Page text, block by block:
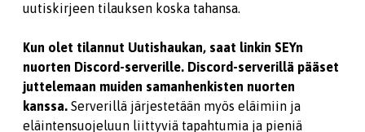
uutiskirjeen tilauksen koska tahansa.
Kun olet tilannut Uutishaukan, saat linkin SEYn
nuorten Discord-serverille. Discord-serverillä pääset
juttelemaan muiden samanhenkisten nuorten
kanssa. Serverillä järjestetään myös eläimiin ja
eläintensuojeluun liittyviä tapahtumia ja pieniä